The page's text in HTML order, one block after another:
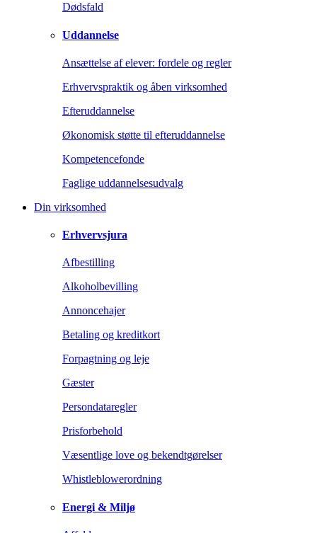
Dødsfald
Uddannelse
Ansættelse af elever: fordele og regler
Erhvervspraktik og åben virksomhed
Efteruddannelse
Økonomisk støtte til efteruddannelse
Kompetencefonde
Faglige uddannelsesudvalg
Din virksomhed
Erhvervsjura
Afbestilling
Alkoholbevilling
Annoncehajer
Betaling og kreditkort
Forpagtning og leje
Gæster
Persondataregler
Prisforbehold
Væsentlige love og bekendtgørelser
Whistleblowerordning
Energi & Miljø